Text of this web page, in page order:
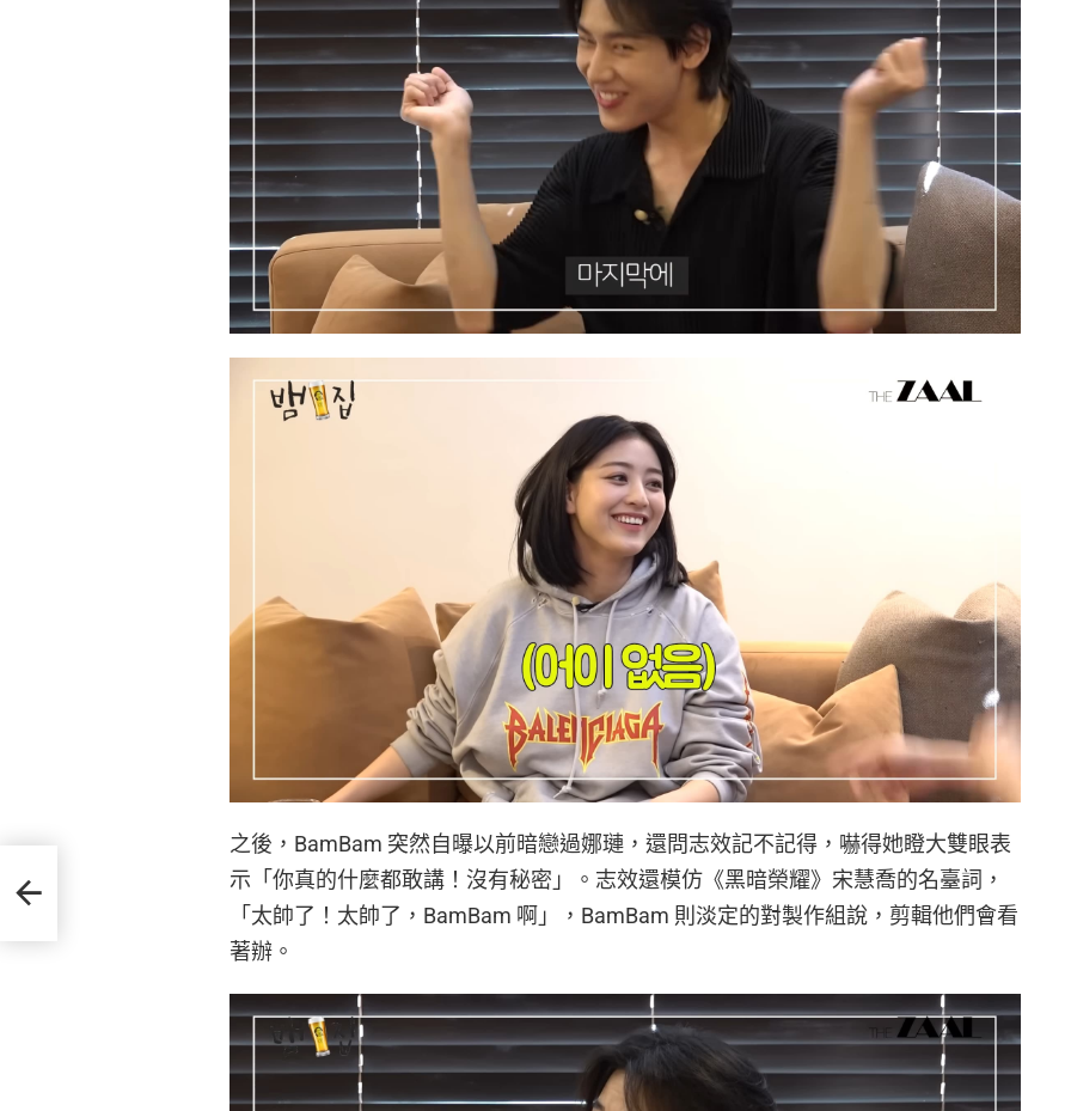
之後，BamBam 突然自曝以前暗戀過娜璉，還問志效記不記得，嚇得她瞪大雙眼表
示「你真的什麼都敢講！沒有秘密」。志效還模仿《黑暗榮耀》宋慧喬的名臺詞，
「太帥了！太帥了，BamBam 啊」，BamBam 則淡定的對製作組說，剪輯他們會看
著辦。